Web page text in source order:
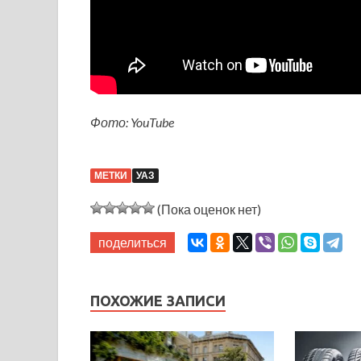
Фото: YouTube
МЕТКИ УАЗ
(Пока оценок нет)
поделиться
ПОХОЖИЕ ЗАПИСИ